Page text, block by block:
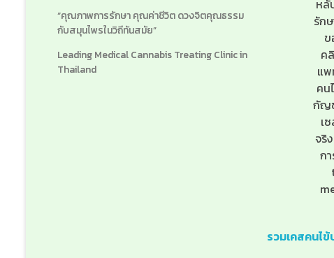
“คุณภาพการรักษา คุณค่าชีวิต ดวงจิตคุณธรรม
กับสมุนไพรในวิถีทันสมัย”
Leading Medical Cannabis Treating Clinic in
Thailand
รวมเคสคนไข้